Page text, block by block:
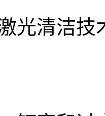
光清洁